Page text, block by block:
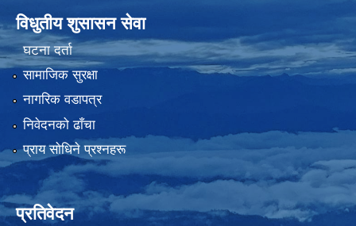
विधुतीय शुसासन सेवा
घटना दर्ता
सामाजिक सुरक्षा
नागरिक वडापत्र
निवेदनको ढाँचा
प्राय साेधिने प्रश्नहरू
प्रतिवेदन